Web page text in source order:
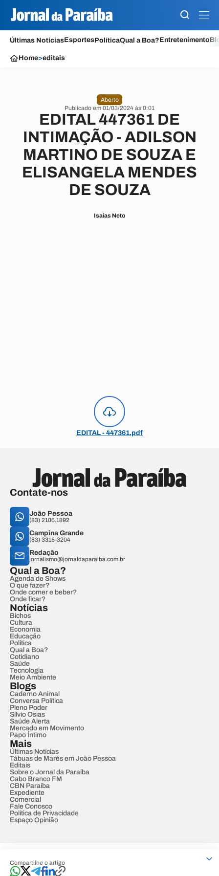
Últimas NotíciasEsportesPolíticaQual a Boa?Entretenimento
Home>editais
Compartilhe o artigo
Aberto
Publicado em 01/03/2024 às 0:01
EDITAL 447361 DE
INTIMAÇÃO - ADILSON
MARTINO DE SOUZA E
ELISANGELA MENDES
DE SOUZA
Isaias Neto
EDITAL - 447361.pdf
Contate-nos
João Pessoa
(83) 2106.1892
Campina Grande
(83) 3315-3204
Redação
jornalismo@jornaldaparaiba.com.br
Qual a Boa?
Agenda de Shows
O que fazer?
Onde comer e beber?
Onde ficar?
Notícias
Bichos
Cultura
Economia
Educação
Política
Qual a Boa?
Cotidiano
Saúde
Tecnologia
Meio Ambiente
Blogs
Caderno Animal
Conversa Política
Pleno Poder
Sílvio Osias
Saúde Alerta
Mercado em Movimento
Papo Íntimo
Mais
Últimas Notícias
Tábuas de Marés em João Pessoa
Editais
Sobre o Jornal da Paraíba
Cabo Branco FM
CBN Paraíba
Expediente
Comercial
Fale Conosco
Política de Privacidade
Espaço Opinião
Developed by Designed by